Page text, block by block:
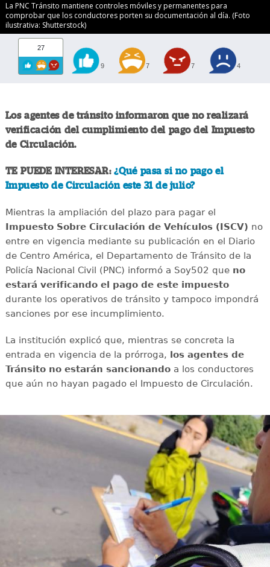
La PNC Tránsito mantiene controles móviles y permanentes para
comprobar que los conductores porten su documentación al día. (Foto
ilustrativa: Shutterstock)
27
9 7 7 4
Los agentes de tránsito informaron que no realizará
verificación del cumplimiento del pago del Impuesto
de Circulación.
TE PUEDE INTERESAR:¿Qué pasa si no pago el
Impuesto de Circulación este 31 de julio?
Mientras la ampliación del plazo para pagar el
Impuesto Sobre Circulación de Vehículos (ISCV) no
entre en vigencia mediante su publicación en el Diario
de Centro América, el Departamento de Tránsito de la
Policía Nacional Civil (PNC) informó a Soy502 que no
estará verificando el pago de este impuesto
durante los operativos de tránsito y tampoco impondrá
sanciones por ese incumplimiento.
La institución explicó que, mientras se concreta la
entrada en vigencia de la prórroga,
los agentes de
Tránsito no estarán sancionandoa los conductores
que aún no hayan pagado el Impuesto de Circulación.